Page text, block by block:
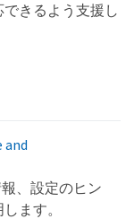
きるよう支援し
and
、設定のヒン
ます。